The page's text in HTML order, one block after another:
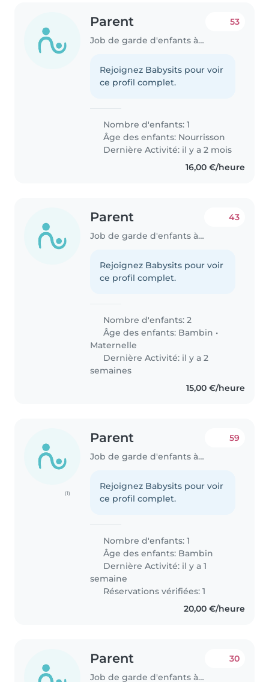
Parent
Job de garde d'enfants à Differdange
53
Rejoignez Babysits pour voir
ce profil complet.
Nombre d'enfants: 1
Âge des enfants: Nourrisson
Dernière Activité: il y a 2 mois
16,00 €/heure
Parent
Job de garde d'enfants à Differdange
43
Rejoignez Babysits pour voir
ce profil complet.
Nombre d'enfants: 2
Âge des enfants: Bambin •
Maternelle
Dernière Activité: il y a 2
semaines
15,00 €/heure
(1)
Parent
Job de garde d'enfants à Differdange
59
Rejoignez Babysits pour voir
ce profil complet.
Nombre d'enfants: 1
Âge des enfants: Bambin
Dernière Activité: il y a 1
semaine
Réservations vérifiées: 1
20,00 €/heure
Parent
Job de garde d'enfants à Differdange
30